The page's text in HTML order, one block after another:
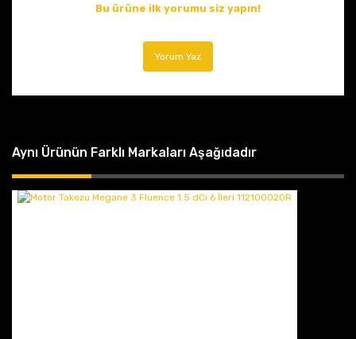
Bu ürüne ilk yorumu siz yapın!
Yorum Yaz
Aynı Ürünün Farklı Markaları Aşağıdadır